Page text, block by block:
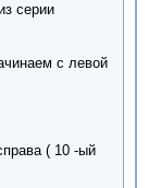
серии
с левой
( 10 -ый